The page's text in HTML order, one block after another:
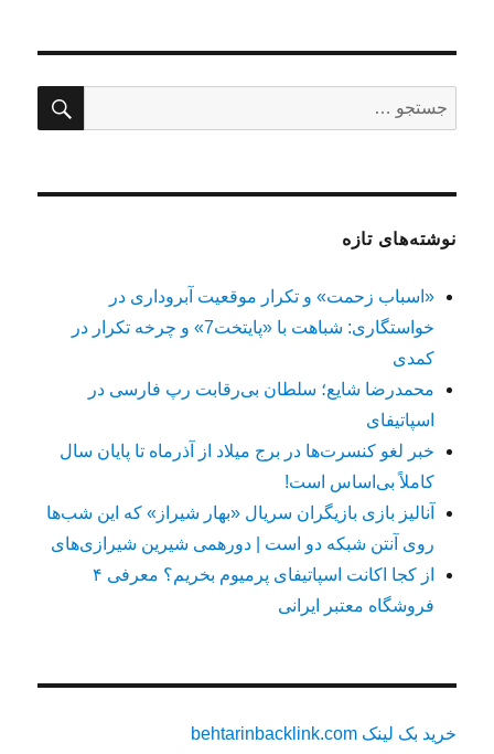
برای:
نوشته‌های تازه
«اسباب زحمت» و تکرار موقعیت آبروداری در
خواستگاری: شباهت با «پایتخت7» و چرخه تکرار در
کمدی
محمدرضا شایع؛ سلطان بی‌رقابت رپ فارسی در
اسپاتیفای
خبر لغو کنسرت‌ها در برج میلاد از آذرماه تا پایان سال
کاملاً بی‌اساس است!
آنالیز بازی بازیگران سریال «بهار شیراز» که این شب‌ها
روی آنتن شبکه دو است | دورهمی شیرین شیرازی‌های
از کجا اکانت اسپاتیفای پرمیوم بخریم؟ معرفی ۴
فروشگاه معتبر ایرانی
خرید بک لینک behtarinbacklink.com